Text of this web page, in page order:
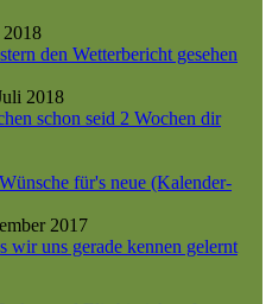
2018
den Wetterbericht gesehen
2018
schon seid 2 Wochen dir
für's neue (Kalender-
2017
wir uns gerade kennen gelernt